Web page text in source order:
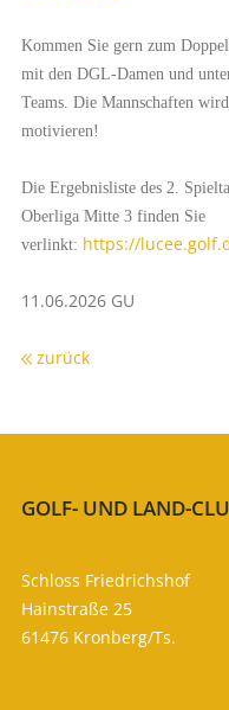
Kommen Sie gern zum
mit den DGL-Damen und
Teams. Die Mannschaften
motivieren!
Die Ergebnisliste des 2.
Oberliga Mitte 3 finden Sie
verlinkt: https://
11.06.2026 GU
zurück
GOLF- UND LAND-
Schloss Friedrichshof
Hainstraße 25
61476 Kronberg/Ts.